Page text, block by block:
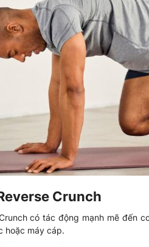
Crunch
có tác động mạnh mẽ đến
hoặc máy cáp.